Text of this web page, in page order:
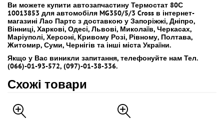
Ви можете купити автозапчастину Термостат 80С
10013853 для автомобіля MG350/5/3 Cross в інтернет-
магазині Лао Партс з доставкою у Запоріжжі, Дніпро,
Вінниці, Харкові, Одесі, Львові, Миколаїв, Черкасах,
Маріуполі, Херсоні, Кривому Розі, Рівному, Полтава,
Житомир, Суми, Чернігів та інші міста України.
Якщо у Вас виникли запитання, телефонуйте нам Тел.
(066)-01-93-572, (097)-01-38-336.
Схожі товари